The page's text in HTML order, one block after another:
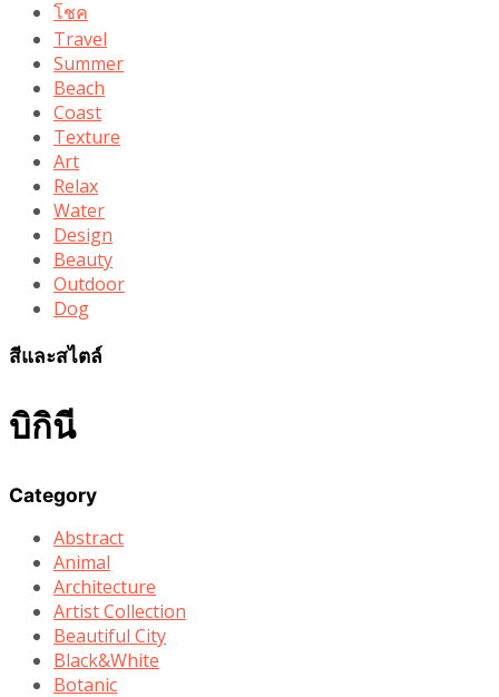
โชค
Travel
Summer
Beach
Coast
Texture
Art
Relax
Water
Design
Beauty
Outdoor
Dog
สีและสไตล์
บิกินี
Category
Abstract
Animal
Architecture
Artist Collection
Beautiful City
Black&White
Botanic